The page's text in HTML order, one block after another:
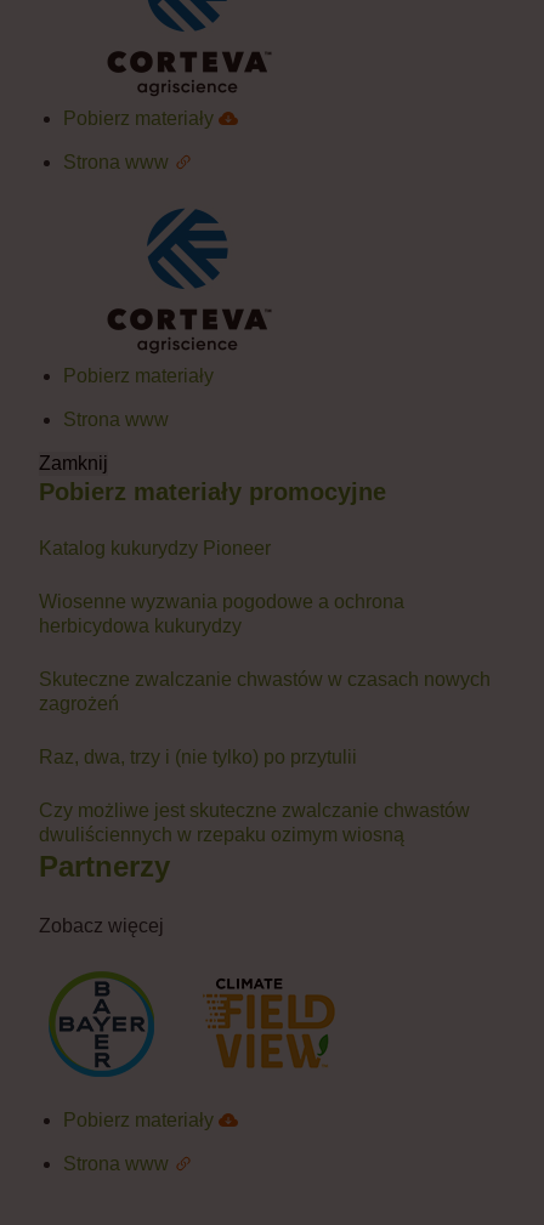
Pobierz materiały
Strona www
Pobierz materiały
Strona www
Zamknij
Pobierz materiały promocyjne
Katalog kukurydzy Pioneer
Wiosenne wyzwania pogodowe a ochrona
herbicydowa kukurydzy
Skuteczne zwalczanie chwastów w czasach nowych
zagrożeń
Raz, dwa, trzy i (nie tylko) po przytulii
Czy możliwe jest skuteczne zwalczanie chwastów
dwuliściennych w rzepaku ozimym wiosną
Partnerzy
Zobacz więcej
Pobierz materiały
Strona www